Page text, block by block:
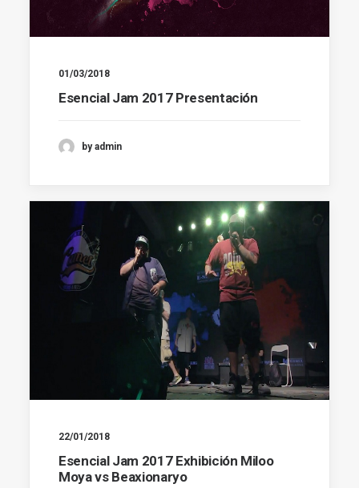
01/03/2018
Esencial Jam 2017 Presentación
by admin
22/01/2018
Esencial Jam 2017 Exhibición Miloo
Moya vs Beaxionaryo